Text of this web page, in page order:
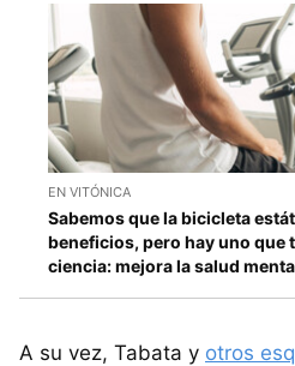
EN VITÓNICA
Sabemos que la bicicleta
beneficios, pero hay uno que
ciencia: mejora la salud
A su vez, Tabata y otros